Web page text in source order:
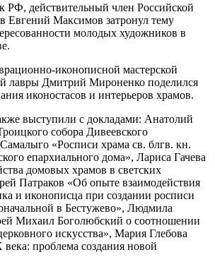
действительный член Российской
Евгений Максимов затронул тему
молодых художников в
иконописной мастерской
лавры Дмитрий Мироненко поделился
иконостасов и интерьеров храмов.
выступили с докладами: Анатолий
собора Дивеевского
«Росписи храма св. блгв. кн.
епархиального дома», Лариса Гачева
домовых храмов в светских
Патраков «Об опыте взаимодействия
и иконописца при создании росписи
в Бестужево», Людмила
Михаил Боголюбский о соотношении
искусства», Мария Глебова
проблема создания новой